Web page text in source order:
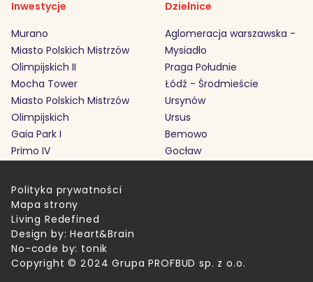
Inwestycje
Murano
Miasto Polskich Mistrzów
Olimpijskich II
Mocha Tower
Miasto Polskich Mistrzów
Olimpijskich
Gaia Park I
Primo IV
Dzielnice
Aglomeracja warszawska -
Mysiadło
Praga Południe
Łódź - Środmieście
Ursynów
Ursus
Bemowo
Gocław
Copyright © 2024 Grupa PROFBUD sp. z o.o.
Polityka prywatności
Mapa strony
Living Redefined
Design by: Heart&Brain
No-code by: tonik